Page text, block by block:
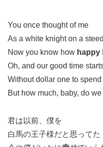
You once thought of me
As a white knight on a steed
Now you know how happy
Oh, and our good time
Without dollar one to spend
But how much, baby, do
君は以前、僕を
白馬の王子様だと思ってた